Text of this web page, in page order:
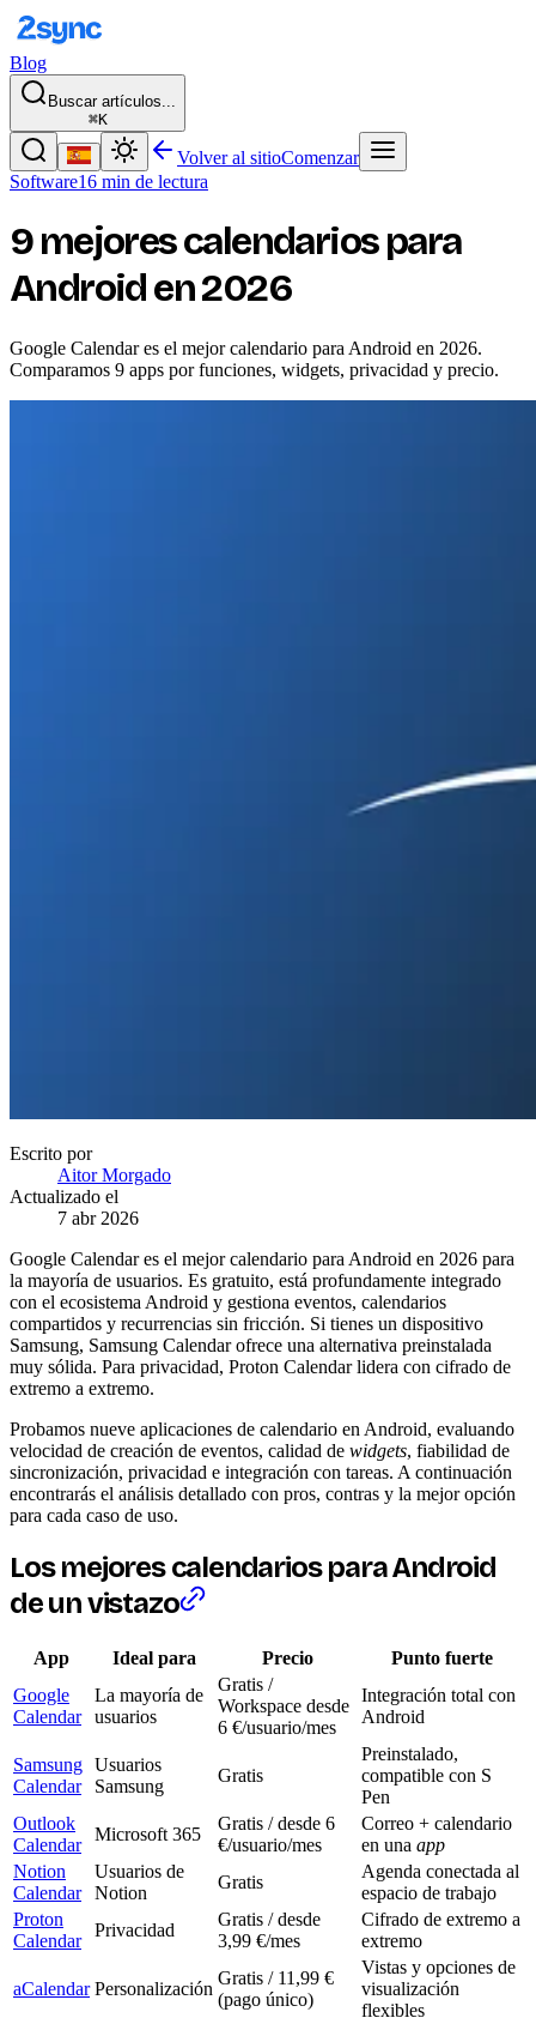
Blog
Buscar artículos...
⌘K
Volver al sitioComenzar
Software16 min de lectura
9 mejores calendarios para
Android en 2026
Google Calendar es el mejor calendario para Android en 2026.
Comparamos 9 apps por funciones, widgets, privacidad y precio.
Escrito por
Aitor Morgado
Actualizado el
7 abr 2026
Google Calendar es el mejor calendario para Android en 2026 para
la mayoría de usuarios. Es gratuito, está profundamente integrado
con el ecosistema Android y gestiona eventos, calendarios
compartidos y recurrencias sin fricción. Si tienes un dispositivo
Samsung, Samsung Calendar ofrece una alternativa preinstalada
muy sólida. Para privacidad, Proton Calendar lidera con cifrado de
extremo a extremo.
Probamos nueve aplicaciones de calendario en Android, evaluando
velocidad de creación de eventos, calidad de widgets, fiabilidad de
sincronización, privacidad e integración con tareas. A continuación
encontrarás el análisis detallado con pros, contras y la mejor opción
para cada caso de uso.
Los mejores calendarios para Android
de un vistazo
App Ideal para Precio
Punto fuerte
Google
Calendar
La mayoría de
usuarios
Gratis /
Workspace desde
6 €/usuario/mes
Integración total con
Android
Samsung
Calendar
Usuarios
Samsung
Gratis
Preinstalado,
compatible con S
Pen
Outlook
Calendar
Microsoft 365
Gratis / desde 6
€/usuario/mes
Correo + calendario
en una app
Notion
Calendar
Usuarios de
Notion
Gratis
Agenda conectada al
espacio de trabajo
Proton
Calendar
Privacidad
Gratis / desde
3,99 €/mes
Cifrado de extremo a
extremo
aCalendar Personalización
Gratis / 11,99 €
(pago único)
Vistas y opciones de
visualización
flexibles